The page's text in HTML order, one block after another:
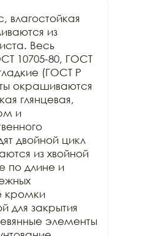
влагостойкая
из
Весь
10705-80, ГОСТ
(ГОСТ Р
окрашиваются
глянцевая,
и
двойной цикл
из хвойной
по длине и
кромки
для закрытия
элементы